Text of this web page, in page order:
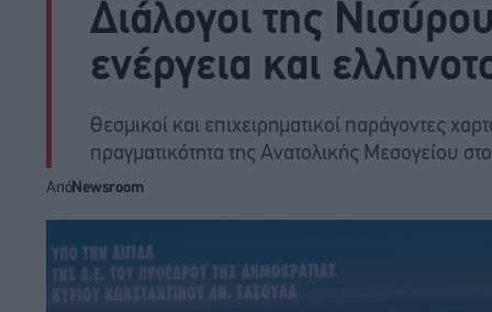
Διάλογοι της
ενέργεια και
Θεσμικοί και επιχειρηματικοί παράγοντες
πραγματικότητα της Ανατολικής Μεσογείου
ΑπόNewsroom